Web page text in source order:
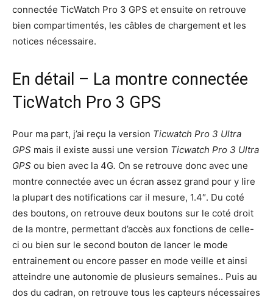
connectée TicWatch Pro 3 GPS et ensuite on retrouve
bien compartimentés, les câbles de chargement et les
notices nécessaire.
En détail – La montre connectée
TicWatch Pro 3 GPS
Pour ma part, j’ai reçu la version Ticwatch Pro 3 Ultra
GPS mais il existe aussi une version Ticwatch Pro 3 Ultra
GPS ou bien avec la 4G. On se retrouve donc avec une
montre connectée avec un écran assez grand pour y lire
la plupart des notifications car il mesure, 1.4″. Du coté
des boutons, on retrouve deux boutons sur le coté droit
de la montre, permettant d’accès aux fonctions de celle-
ci ou bien sur le second bouton de lancer le mode
entrainement ou encore passer en mode veille et ainsi
atteindre une autonomie de plusieurs semaines.. Puis au
dos du cadran, on retrouve tous les capteurs nécessaires